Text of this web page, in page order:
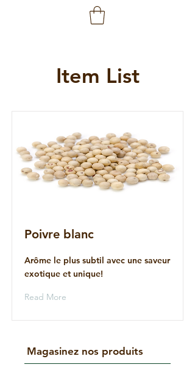
Item List
Poivre blanc
Arôme le plus subtil avec une saveur
exotique et unique!
Read More
Magasinez nos produits